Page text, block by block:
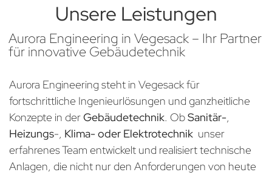
Unsere Leistungen
Aurora Engineering in Vegesack – Ihr Partner
für innovative Gebäudetechnik
Aurora Engineering steht in Vegesack für
fortschrittliche Ingenieurlösungen und ganzheitliche
Konzepte in derGebäudetechnik. ObSanitär-,
Heizungs-, Klima- oder Elektrotechnik unser
erfahrenes Team entwickelt und realisiert technische
Anlagen, die nicht nur den Anforderungen von heute